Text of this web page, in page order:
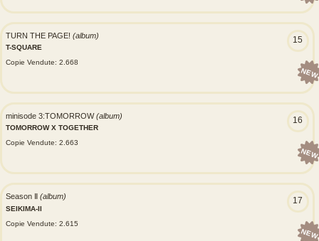
15
NEW
TURN THE PAGE! (album)
T-SQUARE
Copie Vendute: 2.668
16
NEW
minisode 3:TOMORROW(album)
TOMORROW X TOGETHER
Copie Vendute: 2.663
17
NEW
Season Ⅱ (album)
SEIKIMA-II
Copie Vendute: 2.615